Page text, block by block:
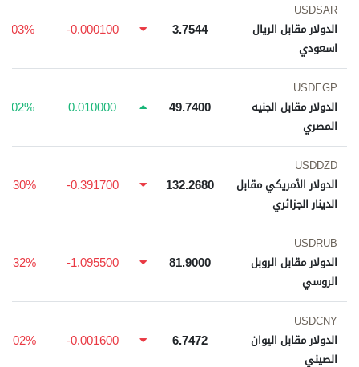
USDSAR
الدولار مقابل الريال
اسعودي
3.7544
-0.000100
0.03%
USDEGP
الدولار مقابل الجنيه
المصري
49.7400
0.010000
0.02%
USDDZD
الدولار الأمريكي مقابل
الدينار الجزائري
132.2680
-0.391700
-0.30%
USDRUB
الدولار مقابل الروبل
الروسي
81.9000
-1.095500
-1.32%
USDCNY
الدولار مقابل اليوان
الصيني
6.7472
-0.001600
-0.02%